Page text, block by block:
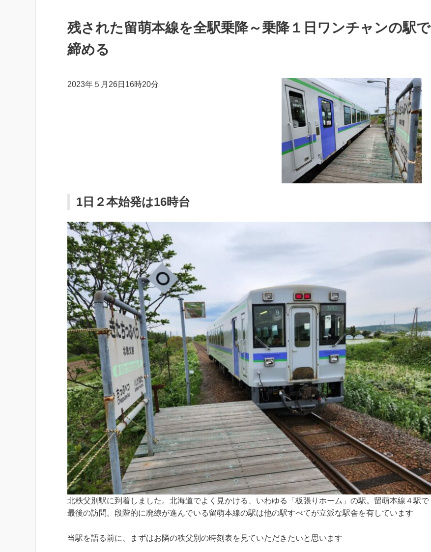
残された留萌本線を全駅乗降～乗降１日ワンチャンの駅で
締める
2023年５月26日16時20分
1日２本始発は16時台
北秩父別駅に到着しました。北海道でよく見かける、いわゆる「板張りホーム」の駅。留萌本線４駅で
最後の訪問。段階的に廃線が進んでいる留萌本線の駅は他の駅すべてが立派な駅舎を有しています
当駅を語る前に、まずはお隣の秩父別の時刻表を見ていただきたいと思います